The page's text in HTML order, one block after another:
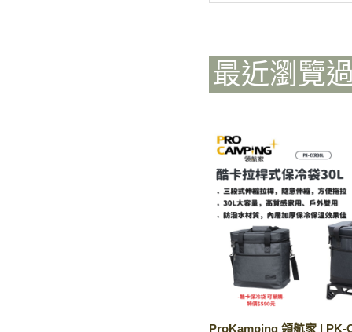
最近瀏覽
ProKamping 領航家 | PK-